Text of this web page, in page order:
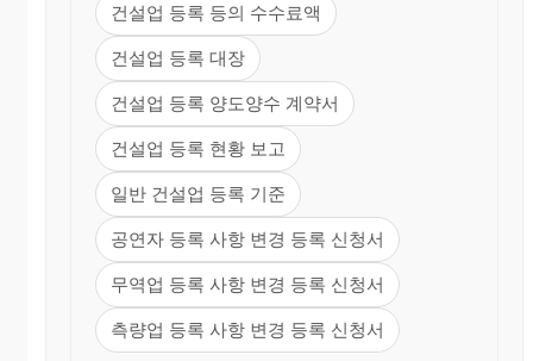
건설업 등록 등의 수수료액
건설업 등록 대장
건설업 등록 양도양수 계약서
건설업 등록 현황 보고
일반 건설업 등록 기준
공연자 등록 사항 변경 등록 신청서
무역업 등록 사항 변경 등록 신청서
측량업 등록 사항 변경 등록 신청서